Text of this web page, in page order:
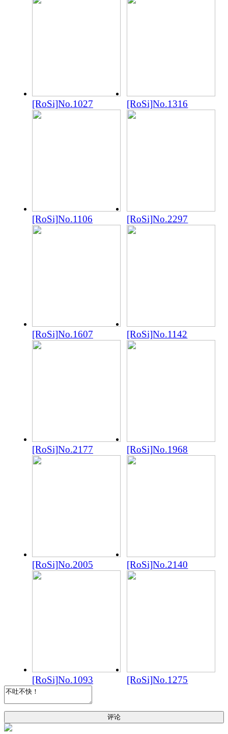
[RoSi]No.1027 [RoSi]No.1316
[RoSi]No.1106 [RoSi]No.2297
[RoSi]No.1607 [RoSi]No.1142
[RoSi]No.2177 [RoSi]No.1968
[RoSi]No.2005 [RoSi]No.2140
[RoSi]No.1093 [RoSi]No.1275
评论